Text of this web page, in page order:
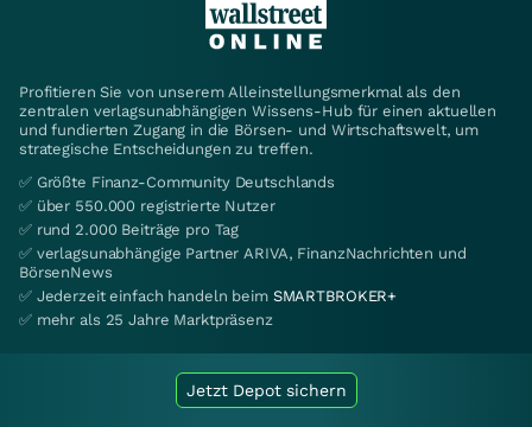
Profitieren Sie von unserem Alleinstellungsmerkmal als den
zentralen verlagsunabhängigen Wissens-Hub für einen aktuellen
und fundierten Zugang in die Börsen- und Wirtschaftswelt, um
strategische Entscheidungen zu treffen.
✅ Größte Finanz-Community Deutschlands
✅ über 550.000 registrierte Nutzer
✅ rund 2.000 Beiträge pro Tag
✅ verlagsunabhängige Partner ARIVA, FinanzNachrichten und
BörsenNews
✅ Jederzeit einfach handeln beim SMARTBROKER+
✅ mehr als 25 Jahre Marktpräsenz
Jetzt Depot sichern